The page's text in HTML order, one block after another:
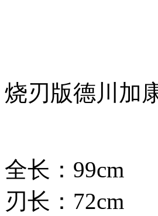
烧刃版德川加
全长：99cm
刃长：72cm